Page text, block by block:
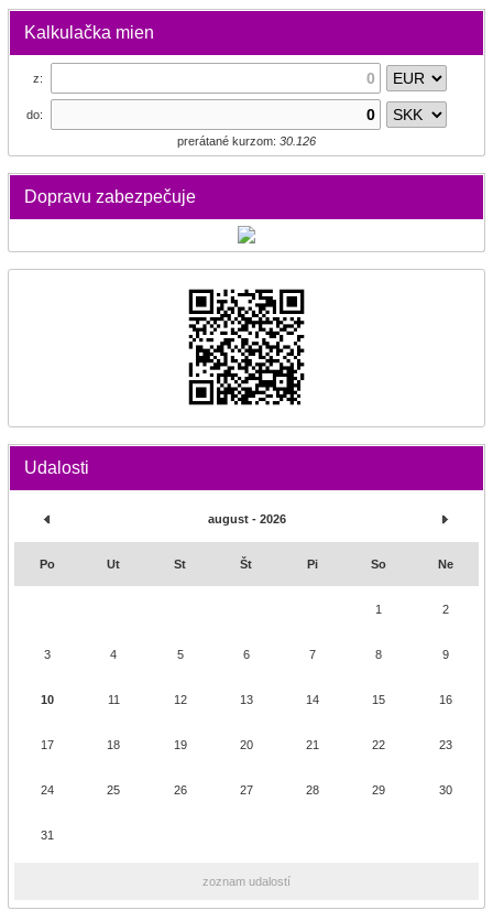
Kalkulačka mien
z:
do:
prerátané kurzom: 30.126
Dopravu zabezpečuje
Udalosti
august - 2026
Po Ut St Št Pi So Ne
1 2
3 4 5 6 7 8 9
10 11 12 13 14 15 16
17 18 19 20 21 22 23
24 25 26 27 28 29 30
31
zoznam udalostí